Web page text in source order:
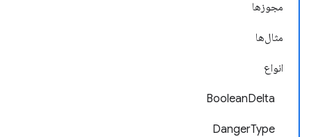
مجوزها
مثال‌ها
انواع
BooleanDelta
DangerType